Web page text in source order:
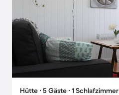
Hütte ∙ 5 Gäste ∙ 1 Schlafzimmer